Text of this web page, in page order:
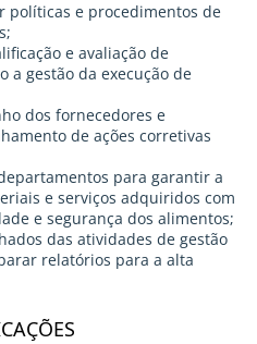
políticas e procedimentos de
e avaliação de
a gestão da execução de
dos fornecedores e
de ações corretivas
para garantir a
e serviços adquiridos com
e segurança dos alimentos;
das atividades de gestão
relatórios para a alta